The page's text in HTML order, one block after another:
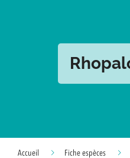
Accueil Fiche espèces